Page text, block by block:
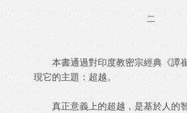
二
本書通過對印度教密宗經典《譚
現它的主題：超越。
真正意義上的超越，是基於人的智